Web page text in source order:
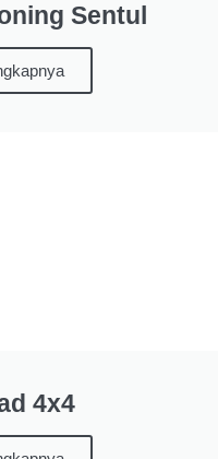
Sentul
4x4